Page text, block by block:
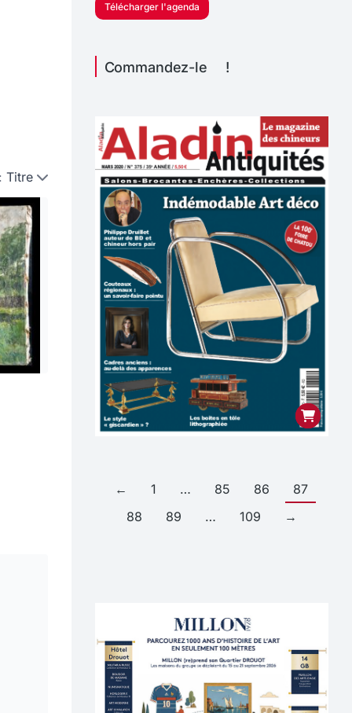
Titre
Télécharger l'agenda
Commandez-le !
← 1 … 85 86
87
88
89 … 109 →